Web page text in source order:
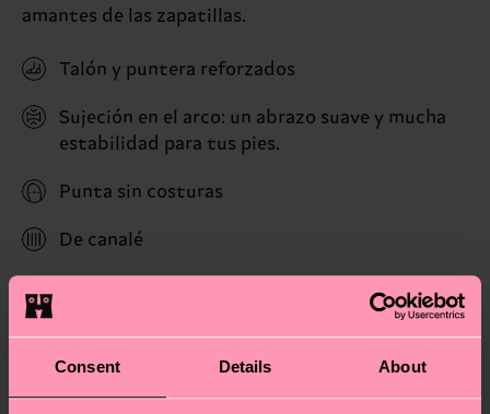
Consent Details About
amantes de las zapatillas.
Talón y puntera reforzados
Sujeción en el arco: un abrazo suave y mucha
estabilidad para tus pies.
Punta sin costuras
De canalé
86% Algodón, 12% Poliamida, 2% Elastano
Sostenibilidad